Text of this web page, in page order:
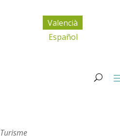
Valencià
Español
Turisme